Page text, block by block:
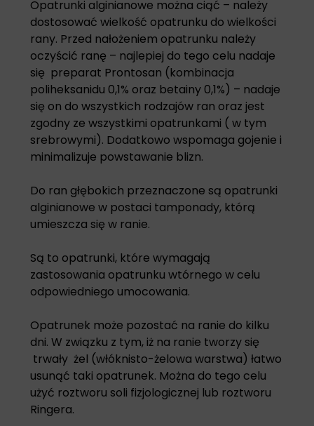
Opatrunki alginianowe można ciąć – należy
dostosować wielkość opatrunku do wielkości
rany. Przed nałożeniem opatrunku należy
oczyścić ranę – najlepiej do tego celu nadaje
się preparat Prontosan (kombinacja
poliheksanidu 0,1% oraz betainy 0,1%) – nadaje
się on do wszystkich rodzajów ran oraz jest
zgodny ze wszystkimi opatrunkami ( w tym
srebrowymi). Dodatkowo wspomaga gojenie i
minimalizuje powstawanie blizn.
Do ran głębokich przeznaczone są opatrunki
alginianowe w postaci tamponady, którą
umieszcza się w ranie.
Są to opatrunki, które wymagają
zastosowania opatrunku wtórnego w celu
odpowiedniego umocowania.
Opatrunek może pozostać na ranie do kilku
dni. W związku z tym, iż na ranie tworzy się
trwały żel (włóknisto-żelowa warstwa) łatwo
usunąć taki opatrunek. Można do tego celu
użyć roztworu soli fizjologicznej lub roztworu
Ringera.